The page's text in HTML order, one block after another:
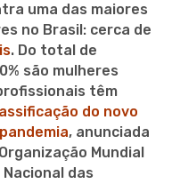
uma das maiores
no Brasil: cerca de
. Do total de
são mulheres
têm
do novo
, anunciada
Mundial
Nacional das